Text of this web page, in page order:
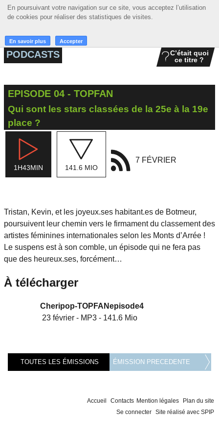
En poursuivant votre navigation sur ce site, vous acceptez l’utilisation
de cookies pour réaliser des statistiques de visites.
En savoir plus Accepter
En poursuivant votre navigation sur ce site, vous acceptez l’utilisation
de cookies pour réaliser des statistiques de visites.
En savoir plus Accepter
☰ MENU
ACCUEIL
MUSIQUE
ACTIONS
LA RADIO
PODCASTS
C’était quoi
ce titre ?
EPISODE 04 - TOPFAN
Qui sont les stars classées de la 25e à la 19e
place ?
1H43MIN 141.6 MIO
7 FÉVRIER
Tristan, Kevin, et les joyeux.ses habitant.es de Botmeur,
poursuivent leur chemin vers le firmament du classement des
artistes féminines internationales selon les Monts d’Arrée !
Le suspens est à son comble, un épisode qui ne fera pas
que des heureux.ses, forcément…
À télécharger
Cheripop-TOPFANepisode4
23 février - MP3 - 141.6 Mio
TOUTES LES ÉMISSIONS ÉMISSION PRECEDENTE
Accueil Contacts Mention légales
Plan du site
Se connecter Site réalisé avec SPIP